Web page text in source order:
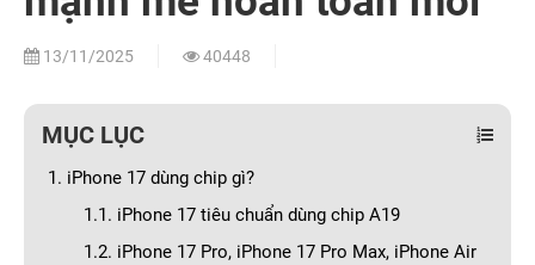
13/11/2025 40448
MỤC LỤC
1. iPhone 17 dùng chip gì?
1.1. iPhone 17 tiêu chuẩn dùng chip A19
1.2. iPhone 17 Pro, iPhone 17 Pro Max, iPhone Air